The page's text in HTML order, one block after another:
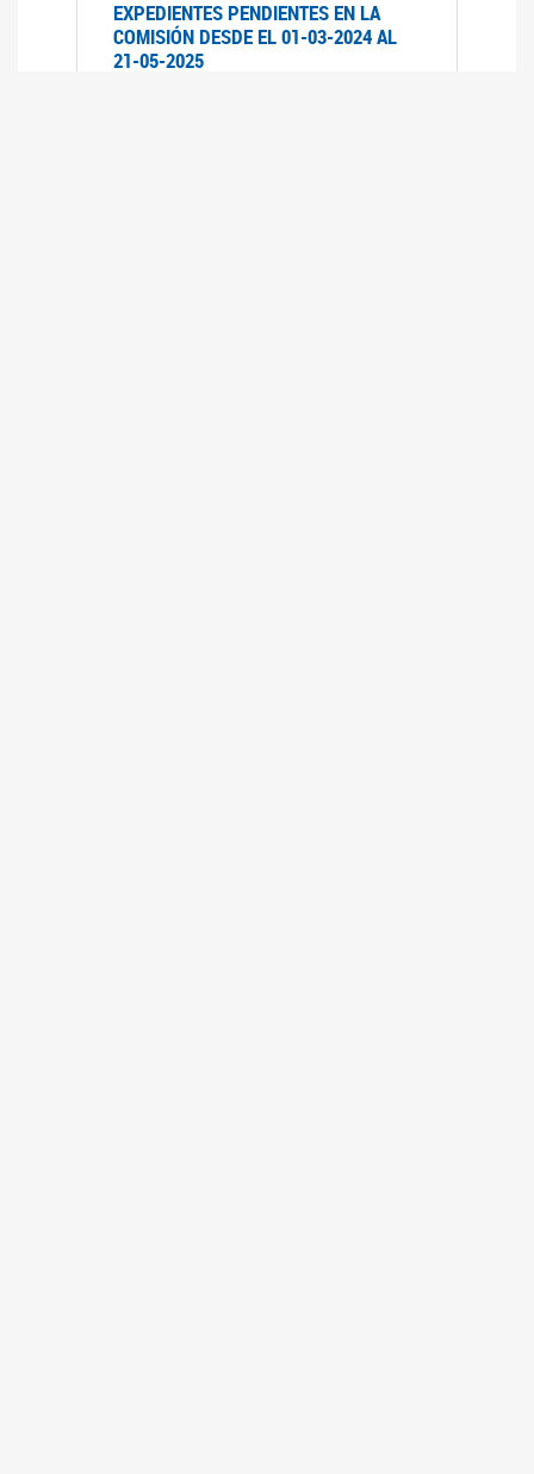
EXPEDIENTES PENDIENTES EN LA
COMISIÓN DESDE EL 01-03-2024 AL
21-05-2025